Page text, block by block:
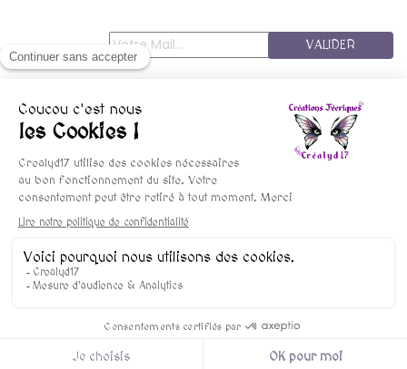
VALIDER
© copyright 2015-2025 Crealyd17 - Les FéesMininines
Mentions Légales Conditions De Vente